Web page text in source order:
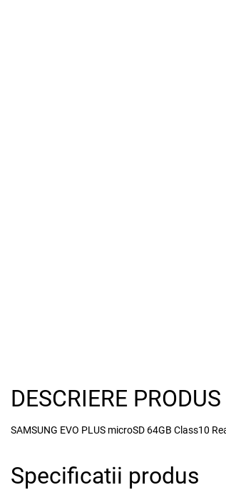
DESCRIERE PRODUS
SAMSUNG EVO PLUS microSD 64GB Class10
Specificatii produs